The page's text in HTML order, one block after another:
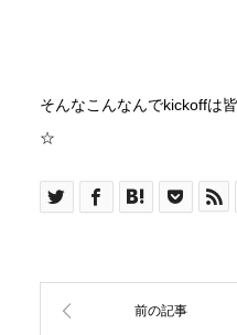
そんなこんなんでkickoffは
☆